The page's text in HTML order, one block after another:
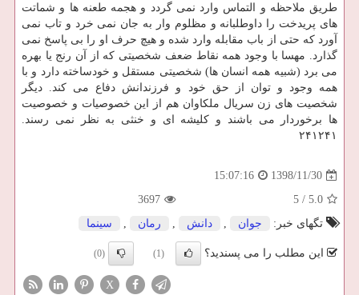
طریق ملاحظه و التماس وارد نمی گردد و هجمه طعنه ها و شماتت
های پریدخت را داوطلبانه و مظلوم وار به جان نمی خرد و تاب نمی
آورد كه حتی از باب مقابله وارد شده و هیچ حرف او را بی پاسخ نمی
گذارد. مهسا با وجود همه نقاط ضعف شخصیتی كه از آن رنج یا بهره
می برد (شبیه همه انسان ها) شخصیتی مستقل و خودساخته دارد و با
همه وجود و توان از حق خود و فرزندانش دفاع می كند. دیگر
شخصیت های زن سریال ملكاوان هم از این خصوصیات و خصوصیت
ها برخوردار می باشند و كلیشه ای و خنثی به نظر نمی رسند.
۲۴۱۲۴۱
1398/11/30
15:07:16
5.0
/
5
3697
تگهای خبر:
جوان , دانش , رمان , سینما
این مطلب را می پسندید؟ (1)
(0)
X